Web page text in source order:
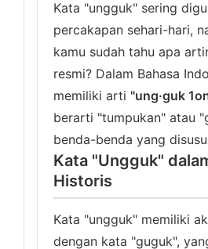
Kata "ungguk" sering
percakapan sehari-hari,
kamu sudah tahu apa
resmi? Dalam Bahasa
memiliki arti "ung·guk
berarti "tumpukan" atau
benda-benda yang
Kata "Ungguk"
Historis
Kata "ungguk" memiliki
dengan kata "guguk",